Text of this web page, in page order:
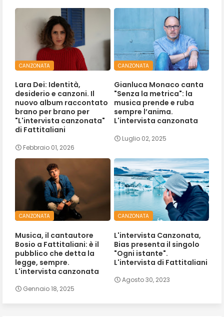
CANZONATA
Lara Dei: Identità,
desiderio e canzoni. Il
nuovo album raccontato
brano per brano per
"L'intervista canzonata"
di Fattitaliani
Febbraio 01, 2026
CANZONATA
Gianluca Monaco canta
"Senza la metrica": la
musica prende e ruba
sempre l’anima.
L'intervista canzonata
Luglio 02, 2025
CANZONATA
Musica, il cantautore
Bosio a Fattitaliani: è il
pubblico che detta la
legge, sempre.
L'intervista canzonata
Gennaio 18, 2025
CANZONATA
L'intervista Canzonata,
Bias presenta il singolo
"Ogni istante".
L'intervista di Fattitaliani
Agosto 30, 2023